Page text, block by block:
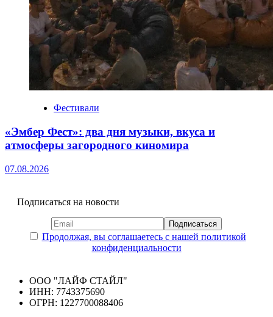
Фестивали
«Эмбер Фест»: два дня музыки, вкуса и
атмосферы загородного киномира
07.08.2026
Подписаться на новости
Продолжая, вы соглашаетесь с нашей политикой
конфиденциальности
ООО "ЛАЙФ СТАЙЛ"
ИНН: 7743375690
ОГРН: 1227700088406